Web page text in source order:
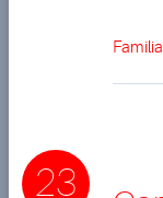
Familia
23